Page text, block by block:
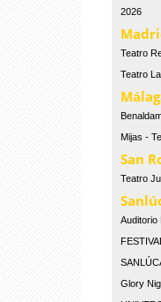
2026
Teatro
Teatro
Mijas -
San
Teatro
Auditorio
Glory